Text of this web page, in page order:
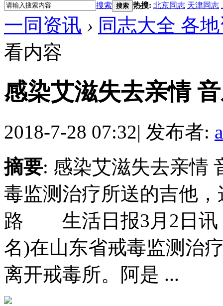
搜索 搜索 热搜: 北京同志 天津同志
一同资讯 › 同志大全 各
看内容
感染艾滋失去亲情
2018-7-28 07:32| 发布者:
摘要: 感染艾滋失去亲
毒监测治疗所送的吉他
路 生活日报3月2日讯
名)在山东省戒毒监测治
离开戒毒所。阿是 ...